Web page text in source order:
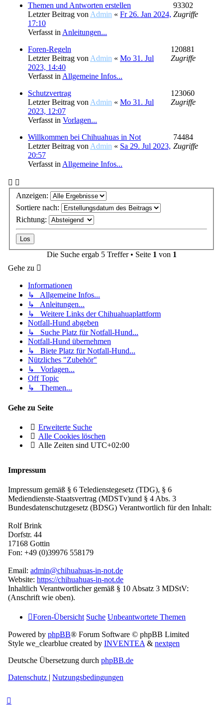
Themen und Antworten erstellen
Letzter Beitrag von Admin « Fr 26. Jan 2024,
17:10
Verfasst in Anleitungen...
93302
Zugriffe
Foren-Regeln
Letzter Beitrag von Admin « Mo 31. Jul
2023, 14:40
Verfasst in Allgemeine Infos...
120881
Zugriffe
Schutzvertrag
Letzter Beitrag von Admin « Mo 31. Jul
2023, 12:07
Verfasst in Vorlagen...
123060
Zugriffe
Willkommen bei Chihuahuas in Not
Letzter Beitrag von Admin « Sa 29. Jul 2023,
20:57
Verfasst in Allgemeine Infos...
74484
Zugriffe
Anzeigen:
Sortiere nach:
Richtung:
Die Suche ergab 5 Treffer • Seite 1 von 1
Gehe zu
Informationen
↳ Allgemeine Infos...
↳ Anleitungen...
↳ Weitere Links der Chihuahuaplattform
Notfall-Hund abgeben
↳ Suche Platz für Notfall-Hund...
Notfall-Hund übernehmen
↳ Biete Platz für Notfall-Hund...
Nützliches "Zubehör"
↳ Vorlagen...
Off Topic
↳ Themen...
Gehe zu Seite
Erweiterte Suche
Alle Cookies löschen
Alle Zeiten sind UTC+02:00
Impressum
Impressum gemäß § 6 Teledienstegesetz (TDG), § 6
Mediendienste-Staatsvertrag (MDSTv)und § 4 Abs. 3
Bundesdatenschutzgesetz (BDSG) Verantwortlich für den Inhalt:
Rolf Brink
Dorfstr. 44
17168 Gottin
Fon: +49 (0)39976 558179
Email: admin@chihuahuas-in-not.de
Website: https://chihuahuas-in-not.de
Inhaltlich Verantwortlicher gemäß § 10 Absatz 3 MDStV:
(Anschrift wie oben).
Foren-Übersicht Suche Unbeantwortete Themen
Powered by phpBB® Forum Software © phpBB Limited
Style we_clearblue created by INVENTEA & nextgen
Deutsche Übersetzung durch phpBB.de
Datenschutz | Nutzungsbedingungen